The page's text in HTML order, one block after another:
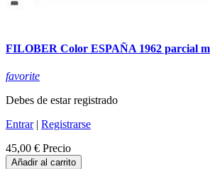
FILOBER Color ESPAÑA 1962 parcial
favorite
Debes de estar registrado
Entrar| Registrarse
45,00 € Precio
Añadir al carrito